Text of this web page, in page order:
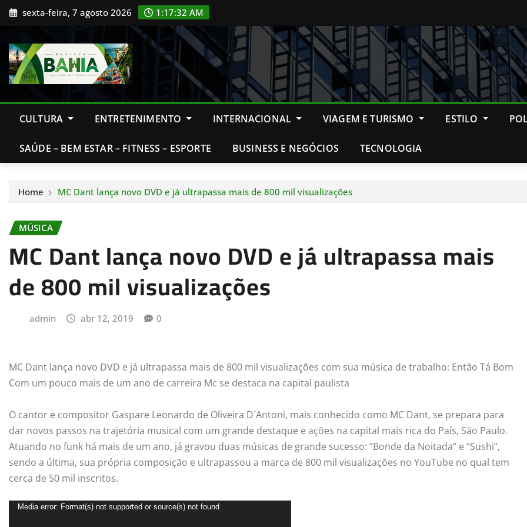
Skip sexta-feira, 7 agosto 2026 1:17:33 AM
CULTURA ENTRETENIMENTO INTERNACIONAL VIAGEM E TURISMO ESTILO
SAÚDE – BEM ESTAR – FITNESS – ESPORTE BUSINESS E NEGÓCIOS TECNOLOGIA
Home MC Dant lança novo DVD e já ultrapassa mais de 800 mil visualizações
MÚSICA
MC Dant lança novo DVD e já ultrapassa mais
de 800 mil visualizações
admin abr 12, 2019 0
MC Dant lança novo DVD e já ultrapassa mais de 800 mil visualizações com sua música de trabalho: Então Tá Bom
Com um pouco mais de um ano de carreira Mc se destaca na capital paulista
O cantor e compositor Gaspare Leonardo de Oliveira D´Antoni, mais conhecido como MC Dant, se prepara para
dar novos passos na trajetória musical com um grande destaque e ações na capital mais rica do País, São Paulo.
Atuando no funk há mais de um ano, já gravou duas músicas de grande sucesso: “Bonde da Noitada” e “Sushi”,
sendo a última, sua própria composição e ultrapassou a marca de 800 mil visualizações no YouTube no qual tem
cerca de 50 mil inscritos.
Media error: Format(s) not supported or source(s) not found